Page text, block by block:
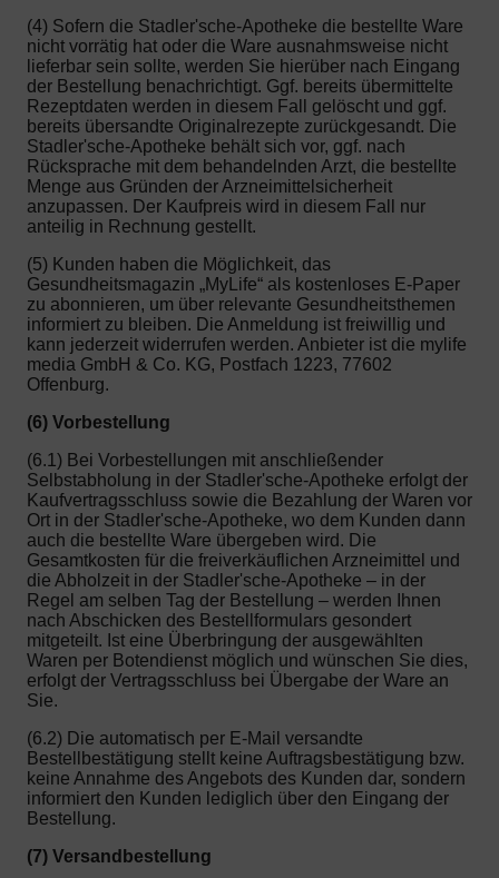
(4) Sofern die Stadler'sche-Apotheke die bestellte Ware
nicht vorrätig hat oder die Ware ausnahmsweise nicht
lieferbar sein sollte, werden Sie hierüber nach Eingang
der Bestellung benachrichtigt. Ggf. bereits übermittelte
Rezeptdaten werden in diesem Fall gelöscht und ggf.
bereits übersandte Originalrezepte zurückgesandt. Die
Stadler'sche-Apotheke behält sich vor, ggf. nach
Rücksprache mit dem behandelnden Arzt, die bestellte
Menge aus Gründen der Arzneimittelsicherheit
anzupassen. Der Kaufpreis wird in diesem Fall nur
anteilig in Rechnung gestellt.
(5) Kunden haben die Möglichkeit, das
Gesundheitsmagazin „MyLife“ als kostenloses E-Paper
zu abonnieren, um über relevante Gesundheitsthemen
informiert zu bleiben. Die Anmeldung ist freiwillig und
kann jederzeit widerrufen werden. Anbieter ist die mylife
media GmbH & Co. KG, Postfach 1223, 77602
Offenburg.
(6) Vorbestellung
(6.1) Bei Vorbestellungen mit anschließender
Selbstabholung in der Stadler'sche-Apotheke erfolgt der
Kaufvertragsschluss sowie die Bezahlung der Waren vor
Ort in der Stadler'sche-Apotheke, wo dem Kunden dann
auch die bestellte Ware übergeben wird. Die
Gesamtkosten für die freiverkäuflichen Arzneimittel und
die Abholzeit in der Stadler'sche-Apotheke – in der
Regel am selben Tag der Bestellung – werden Ihnen
nach Abschicken des Bestellformulars gesondert
mitgeteilt. Ist eine Überbringung der ausgewählten
Waren per Botendienst möglich und wünschen Sie dies,
erfolgt der Vertragsschluss bei Übergabe der Ware an
Sie.
(6.2) Die automatisch per E-Mail versandte
Bestellbestätigung stellt keine Auftragsbestätigung bzw.
keine Annahme des Angebots des Kunden dar, sondern
informiert den Kunden lediglich über den Eingang der
Bestellung.
(7) Versandbestellung